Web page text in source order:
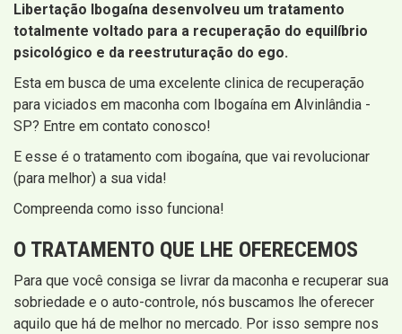
Libertação Ibogaína desenvolveu um tratamento
totalmente voltado para a recuperação do equilíbrio
psicológico e da reestruturação do ego.
Esta em busca de uma excelente clinica de recuperação
para viciados em maconha com Ibogaína em Alvinlândia -
SP? Entre em contato conosco!
E esse é o tratamento com ibogaína, que vai revolucionar
(para melhor) a sua vida!
Compreenda como isso funciona!
O TRATAMENTO QUE LHE OFERECEMOS
Para que você consiga se livrar da maconha e recuperar sua
sobriedade e o auto-controle, nós buscamos lhe oferecer
aquilo que há de melhor no mercado. Por isso sempre nos